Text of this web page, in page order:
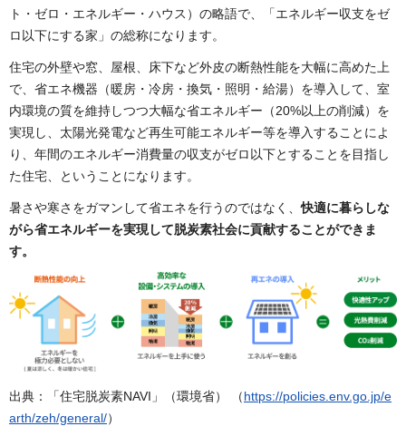
ト・ゼロ・エネルギー・ハウス）の略語で、「エネルギー収支をゼ
ロ以下にする家」の総称になります。
住宅の外壁や窓、屋根、床下など外皮の断熱性能を大幅に高めた上
で、省エネ機器（暖房・冷房・換気・照明・給湯）を導入して、室
内環境の質を維持しつつ大幅な省エネルギー（20%以上の削減）を
実現し、太陽光発電など再生可能エネルギー等を導入することによ
り、年間のエネルギー消費量の収支がゼロ以下とすることを目指し
た住宅、ということになります。
暑さや寒さをガマンして省エネを行うのではなく、快適に暮らしな
がら省エネルギーを実現して脱炭素社会に貢献することができま
す。
出典：「住宅脱炭素NAVI」（環境省） （https://policies.env.go.jp/e
arth/zeh/general/）